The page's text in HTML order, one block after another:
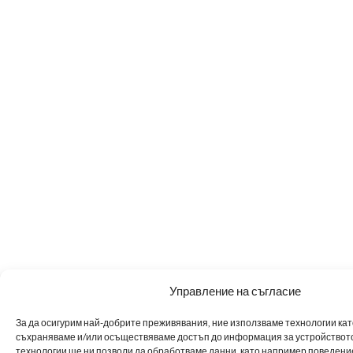
Управление на съгласие
За да осигурим най-добрите преживявания, ние използваме технологии
съхраняваме и/или осъществяваме достъп до информация за